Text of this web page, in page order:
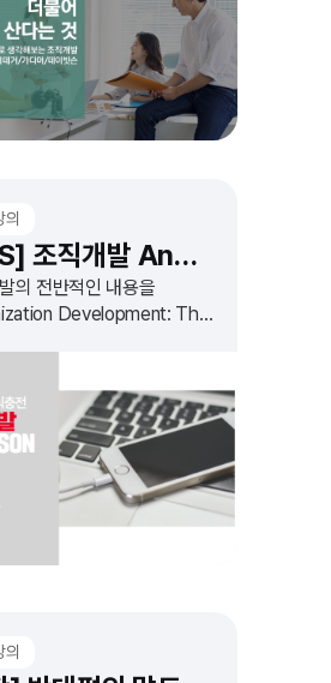
의
[KOS] 조직개발 Anderson1
의 전반적인 내용을
Development: The
정리하는 과정입니다.
의